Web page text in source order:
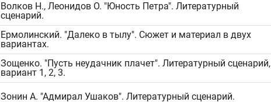
Волков Н., Леонидов О. "Юность Петра". Литературный
сценарий.
Ермолинский. "Далеко в тылу". Сюжет и материал в двух
вариантах.
Зощенко. "Пусть неудачник плачет". Литературный сценарий,
вариант 1, 2, 3.
Зонин А. "Адмирал Ушаков". Литературный сценарий.